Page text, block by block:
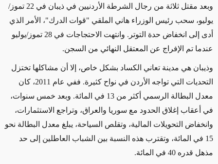
وبعد مقتل ثلاثة من رجال الشرطة الأردنيين في ذيبان في 22 تموز/
يوليو، سحب رئيس الوزراء هاني الملقي "قوات الدرك"، الأمر الذي
أدى إلى انخفاض حدة التوتر. وانتهت الاحتجاجات في 28 تموز/يوليو
عندما تم الإفراج عن المعتقل النهائي من السجن.
وذيبان هي مدينة تعاني الكساد بشكل خاص، إلا أن مشاكلها تختزل
التحديات التي تواجه الأردن في نواح كثيرة. ففي عام 2011، كان
معدل البطالة الرسمي أكثر من 13 في المائة. وبعد خمس سنوات،
في أعقاب إغلاق الحدود مع سوريا والعراق، وتراجع الاستثمارات،
وانخفاض التحويلات المالية، وتقلص السياحة، يبلغ معدل البطالة نحو
15 في المائة، وتقترب هذه النسبة بين الشباب العاطلين إلى حد
مذهل قدره 40 في المائة.